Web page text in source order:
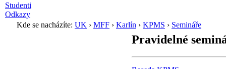
Studenti
Odkazy
Kde se nacházíte: UK › MFF › Karlín › KPMS › Semináře
Pravidelné